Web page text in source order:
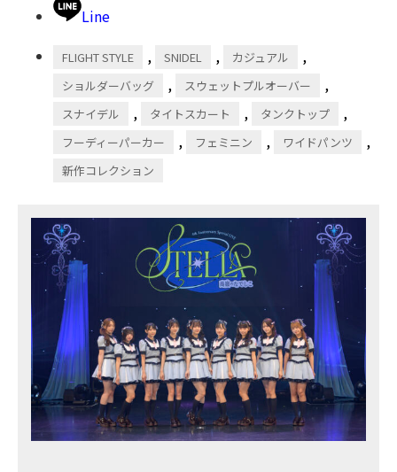
Line
FLIGHT STYLE , SNIDEL , カジュアル ,
ショルダーバッグ , スウェットプルオーバー ,
スナイデル , タイトスカート , タンクトップ ,
フーディーパーカー , フェミニン , ワイドパンツ ,
新作コレクション